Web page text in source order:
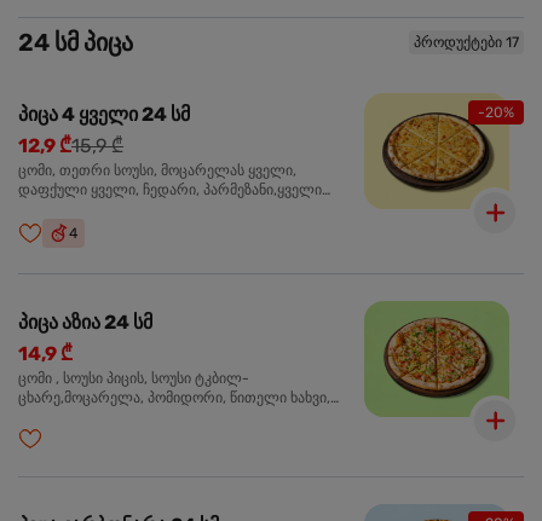
24 სმ პიცა პროდუქტები 17
-20%
პიცა 4 ყველი 24 სმ
12,9 ₾15,9 ₾
ცომი, თეთრი სოუსი, მოცარელას ყველი,
დაფქული ყველი, ჩედარი, პარმეზანი,ყველი
4
პიცა აზია 24 სმ
14,9 ₾
ცომი , სოუსი პიცის, სოუსი ტკბილ-
ცხარე,მოცარელა, პომიდორი, წითელი ხახვი,
სეზამის მარცვლის ნაზავი, ქინძი, ორეგანო